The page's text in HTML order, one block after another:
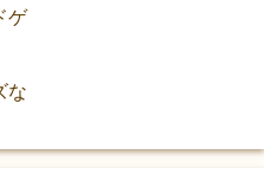
ゲ
な